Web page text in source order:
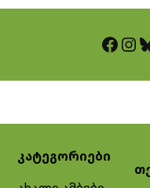
Facebook InstagramBluesky
კატეგორიები